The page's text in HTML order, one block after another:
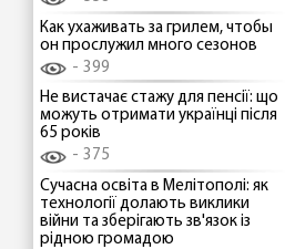
Как ухаживать за грилем, чтобы
он прослужил много сезонов
399
Не вистачає стажу для пенсії: що
можуть отримати українці після
65 років
375
Сучасна освіта в Мелітополі: як
технології долають виклики
війни та зберігають зв'язок із
рідною громадою